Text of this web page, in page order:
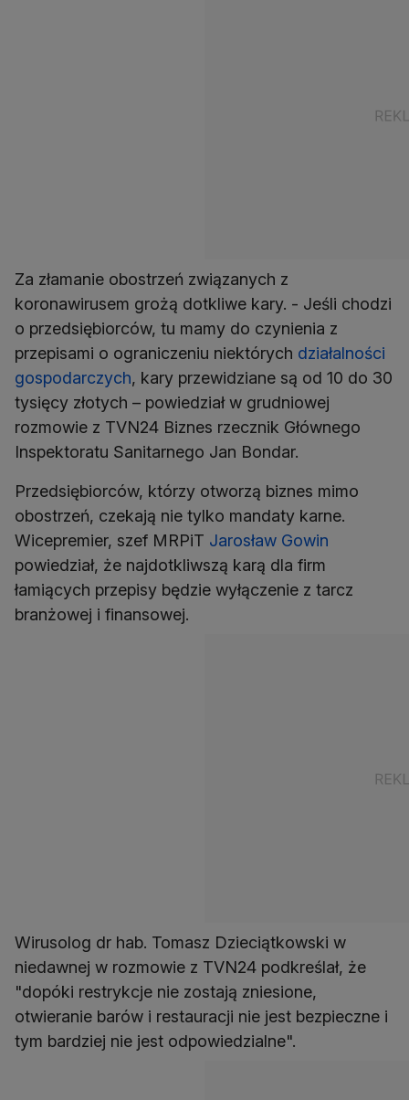
Za złamanie obostrzeń związanych z
koronawirusem grożą dotkliwe kary. - Jeśli chodzi
o przedsiębiorców, tu mamy do czynienia z
przepisami o ograniczeniu niektórych działalności
gospodarczych, kary przewidziane są od 10 do 30
tysięcy złotych – powiedział w grudniowej
rozmowie z TVN24 Biznes rzecznik Głównego
Inspektoratu Sanitarnego Jan Bondar.
Przedsiębiorców, którzy otworzą biznes mimo
obostrzeń, czekają nie tylko mandaty karne.
Wicepremier, szef MRPiT Jarosław Gowin
powiedział, że najdotkliwszą karą dla firm
łamiących przepisy będzie wyłączenie z tarcz
branżowej i finansowej.
Wirusolog dr hab. Tomasz Dzieciątkowski w
niedawnej w rozmowie z TVN24 podkreślał, że
"dopóki restrykcje nie zostają zniesione,
otwieranie barów i restauracji nie jest bezpieczne i
tym bardziej nie jest odpowiedzialne".